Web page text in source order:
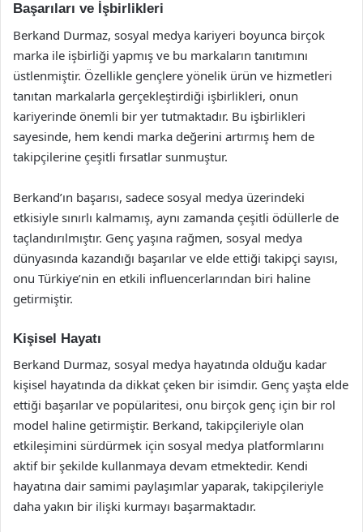
Başarıları ve İşbirlikleri
Berkand Durmaz, sosyal medya kariyeri boyunca birçok
marka ile işbirliği yapmış ve bu markaların tanıtımını
üstlenmiştir. Özellikle gençlere yönelik ürün ve hizmetleri
tanıtan markalarla gerçekleştirdiği işbirlikleri, onun
kariyerinde önemli bir yer tutmaktadır. Bu işbirlikleri
sayesinde, hem kendi marka değerini artırmış hem de
takipçilerine çeşitli fırsatlar sunmuştur.
Berkand’ın başarısı, sadece sosyal medya üzerindeki
etkisiyle sınırlı kalmamış, aynı zamanda çeşitli ödüllerle de
taçlandırılmıştır. Genç yaşına rağmen, sosyal medya
dünyasında kazandığı başarılar ve elde ettiği takipçi sayısı,
onu Türkiye’nin en etkili influencerlarından biri haline
getirmiştir.
Kişisel Hayatı
Berkand Durmaz, sosyal medya hayatında olduğu kadar
kişisel hayatında da dikkat çeken bir isimdir. Genç yaşta elde
ettiği başarılar ve popülaritesi, onu birçok genç için bir rol
model haline getirmiştir. Berkand, takipçileriyle olan
etkileşimini sürdürmek için sosyal medya platformlarını
aktif bir şekilde kullanmaya devam etmektedir. Kendi
hayatına dair samimi paylaşımlar yaparak, takipçileriyle
daha yakın bir ilişki kurmayı başarmaktadır.